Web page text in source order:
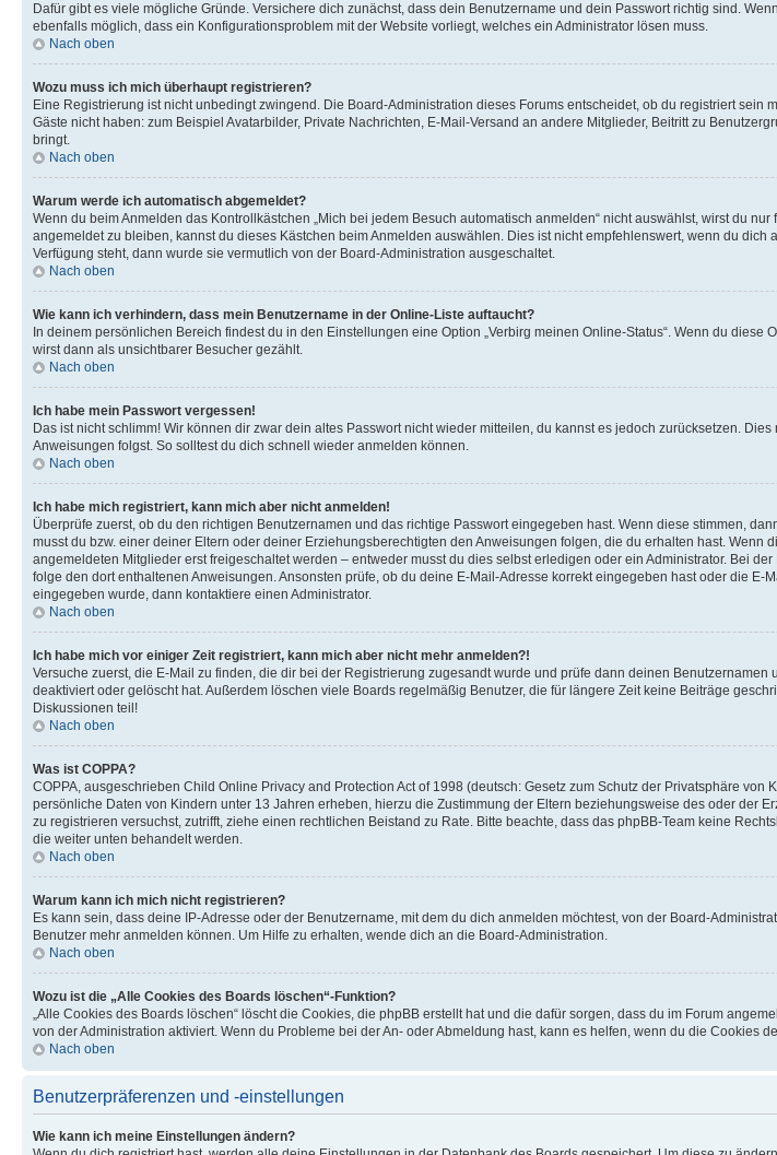
Dafür gibt es viele mögliche Gründe. Versichere dich zunächst, dass dein Benutzername und dein Passwort richtig sind.
ebenfalls möglich, dass ein Konfigurationsproblem mit der Website vorliegt, welches ein Administrator lösen muss.
Nach oben
Wozu muss ich mich überhaupt registrieren?
Eine Registrierung ist nicht unbedingt zwingend. Die Board-Administration dieses Forums entscheidet, ob du registriert
Gäste nicht haben: zum Beispiel Avatarbilder, Private Nachrichten, E-Mail-Versand an andere Mitglieder, Beitritt zu
bringt.
Nach oben
Warum werde ich automatisch abgemeldet?
Wenn du beim Anmelden das Kontrollkästchen „Mich bei jedem Besuch automatisch anmelden“ nicht auswählst, wirst du
angemeldet zu bleiben, kannst du dieses Kästchen beim Anmelden auswählen. Dies ist nicht empfehlenswert, wenn du
Verfügung steht, dann wurde sie vermutlich von der Board-Administration ausgeschaltet.
Nach oben
Wie kann ich verhindern, dass mein Benutzername in der Online-Liste auftaucht?
In deinem persönlichen Bereich findest du in den Einstellungen eine Option „Verbirg meinen Online-Status“. Wenn du
wirst dann als unsichtbarer Besucher gezählt.
Nach oben
Ich habe mein Passwort vergessen!
Das ist nicht schlimm! Wir können dir zwar dein altes Passwort nicht wieder mitteilen, du kannst es jedoch zurücksetzen.
Anweisungen folgst. So solltest du dich schnell wieder anmelden können.
Nach oben
Ich habe mich registriert, kann mich aber nicht anmelden!
Überprüfe zuerst, ob du den richtigen Benutzernamen und das richtige Passwort eingegeben hast. Wenn diese stimmen,
musst du bzw. einer deiner Eltern oder deiner Erziehungsberechtigten den Anweisungen folgen, die du erhalten hast.
angemeldeten Mitglieder erst freigeschaltet werden – entweder musst du dies selbst erledigen oder ein Administrator. Bei
folge den dort enthaltenen Anweisungen. Ansonsten prüfe, ob du deine E-Mail-Adresse korrekt eingegeben hast oder die
eingegeben wurde, dann kontaktiere einen Administrator.
Nach oben
Ich habe mich vor einiger Zeit registriert, kann mich aber nicht mehr anmelden?!
Versuche zuerst, die E-Mail zu finden, die dir bei der Registrierung zugesandt wurde und prüfe dann deinen
deaktiviert oder gelöscht hat. Außerdem löschen viele Boards regelmäßig Benutzer, die für längere Zeit keine Beiträge
Diskussionen teil!
Nach oben
Was ist COPPA?
COPPA, ausgeschrieben Child Online Privacy and Protection Act of 1998 (deutsch: Gesetz zum Schutz der Privatsphäre
persönliche Daten von Kindern unter 13 Jahren erheben, hierzu die Zustimmung der Eltern beziehungsweise des oder der
zu registrieren versuchst, zutrifft, ziehe einen rechtlichen Beistand zu Rate. Bitte beachte, dass das phpBB-Team keine
die weiter unten behandelt werden.
Nach oben
Warum kann ich mich nicht registrieren?
Es kann sein, dass deine IP-Adresse oder der Benutzername, mit dem du dich anmelden möchtest, von der Board-
Benutzer mehr anmelden können. Um Hilfe zu erhalten, wende dich an die Board-Administration.
Nach oben
Wozu ist die „Alle Cookies des Boards löschen“-Funktion?
„Alle Cookies des Boards löschen“ löscht die Cookies, die phpBB erstellt hat und die dafür sorgen, dass du im Forum
von der Administration aktiviert. Wenn du Probleme bei der An- oder Abmeldung hast, kann es helfen, wenn du die Cookies
Nach oben
Benutzerpräferenzen und -einstellungen
Wie kann ich meine Einstellungen ändern?